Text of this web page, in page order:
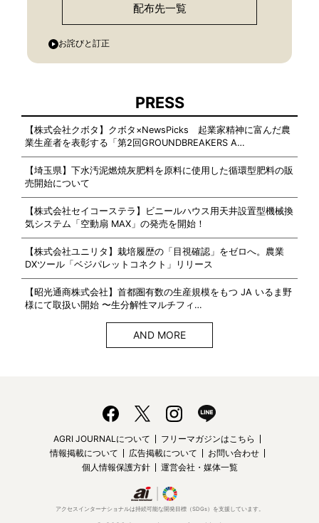
配布先一覧
お詫びと訂正
PRESS
【株式会社クボタ】クボタ×NewsPicks 起業家精神に富んだ農
業生産者を表彰する「第2回GROUNDBREAKERS A…
【埼玉県】下水汚泥燃焼灰肥料を原料に使用した循環型肥料の販
売開始について
【株式会社セイコーステラ】ビニールハウス用天井設置型機械換
気システム「空動扇 MAX」の発売を開始！
【株式会社ユニリタ】栽培履歴の「目視確認」をゼロへ。農業
DXツール「ベジパレットコネクト」リリース
【昭光通商株式会社】首都圏有数の生産規模をもつ JA いるま野
様にて取扱い開始 〜生分解性マルチフィ…
AND MORE
AGRI JOURNALについて
フリーマガジンはこちら
情報掲載について
広告掲載について
お問い合わせ
個人情報保護方針
運営会社・媒体一覧
アクセスインターナショナルは持続可能な開発目標（SDGs）を支援しています。